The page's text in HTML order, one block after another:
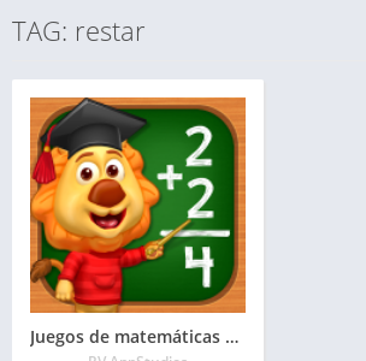
TAG: restar
Juegos de matemáticas para niños: sumas y restas